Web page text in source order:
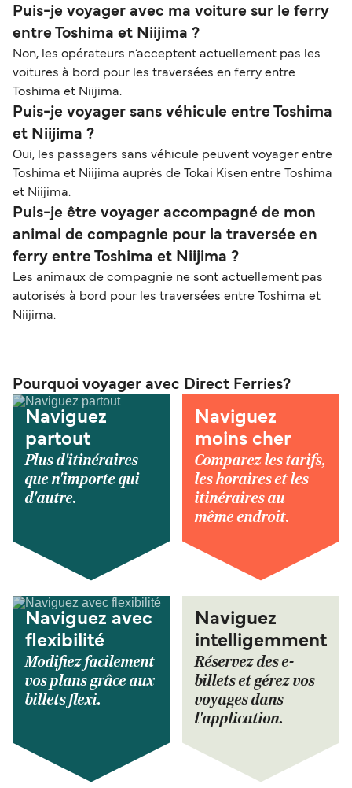
Puis-je voyager avec ma voiture sur le ferry
entre Toshima et Niijima ?
Non, les opérateurs n’acceptent actuellement pas les
voitures à bord pour les traversées en ferry entre
Toshima et Niijima.
Puis-je voyager sans véhicule entre Toshima
et Niijima ?
Oui, les passagers sans véhicule peuvent voyager entre
Toshima et Niijima auprès de Tokai Kisen entre Toshima
et Niijima.
Puis-je être voyager accompagné de mon
animal de compagnie pour la traversée en
ferry entre Toshima et Niijima ?
Les animaux de compagnie ne sont actuellement pas
autorisés à bord pour les traversées entre Toshima et
Niijima.
Pourquoi voyager avec Direct Ferries?
Naviguez
partout
Plus d'itinéraires
que n'importe qui
d'autre.
Naviguez
moins cher
Comparez les tarifs,
les horaires et les
itinéraires au
même endroit.
Naviguez avec
flexibilité
Modifiez facilement
vos plans grâce aux
billets flexi.
Naviguez
intelligemment
Réservez des e-
billets et gérez vos
voyages dans
l'application.